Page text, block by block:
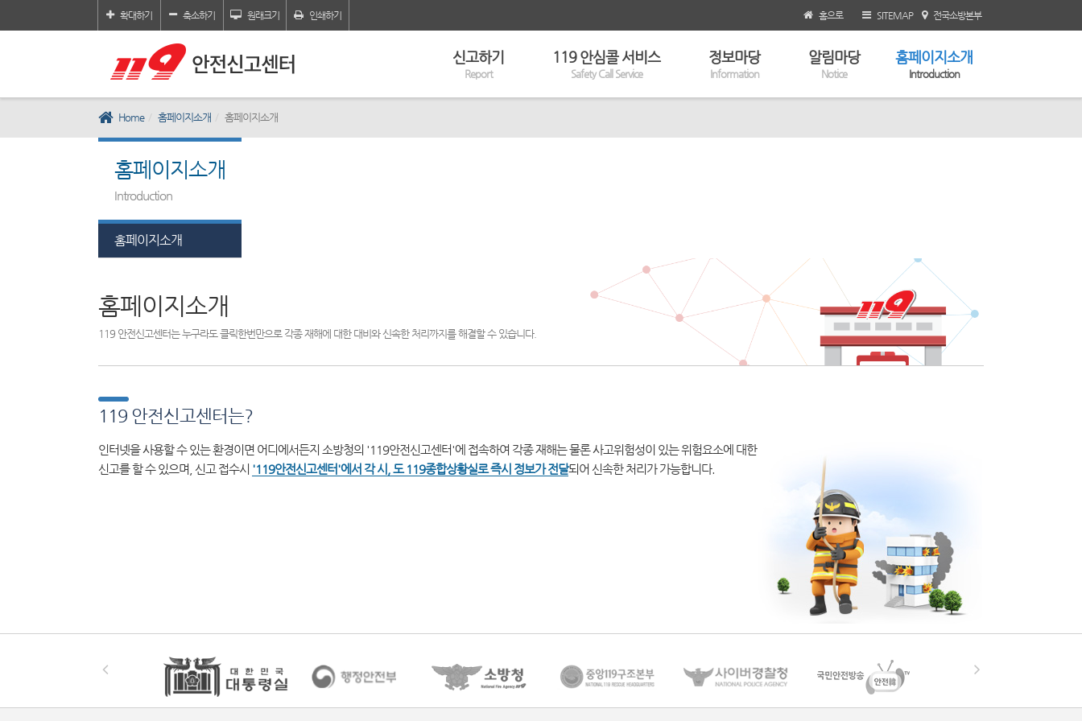
확대하기 축소하기 원래크기 인쇄하기 홈으로 SITEMAP 전국소방본부
신고하기
Report
119 안심콜 서비스
Safety Call Service
정보마당
Information
알림마당
Notice
홈페이지소개
Introduction
Home 홈페이지소개 홈페이지소개
홈페이지소개
Introduction
홈페이지소개
홈페이지소개
119 안전신고센터는 누구라도 클릭한번만으로 각종 재해에 대한 대비와 신속한 처리까지를 해결할 수 있습니다.
119 안전신고센터는?
인터넷을 사용할 수 있는 환경이면 어디에서든지 소방청의 '119안전신고센터'에 접속하여 각종 재해는 물론 사고위험성이 있는 위험요소에 대한
신고를 할 수 있으며, 신고 접수시 '119안전신고센터'에서 각 시, 도 119종합상황실로 즉시 정보가 전달